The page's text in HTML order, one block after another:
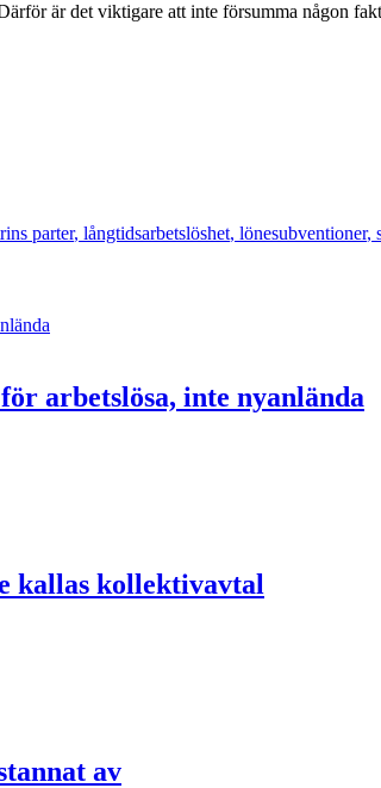
är det viktigare att inte försumma någon
parter, långtidsarbetslöshet, lönesubventioner,
arbetslösa, inte nyanlända
kallas kollektivavtal
av